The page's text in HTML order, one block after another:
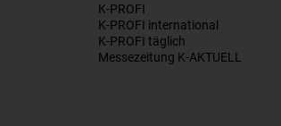
K-PROFI
K-PROFI international
K-PROFI täglich
Messezeitung K-AKTUELL